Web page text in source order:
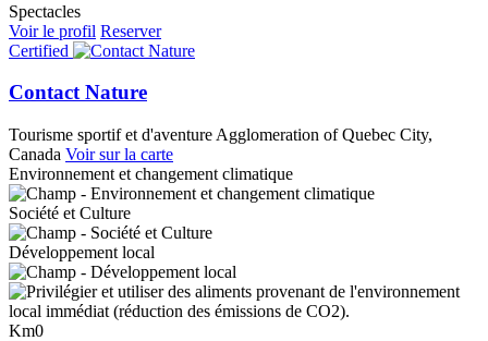
Spectacles
Voir le profil Reserver
Certified
Contact Nature
Tourisme sportif et d'aventure Agglomeration of Quebec City,
Canada Voir sur la carte
Environnement et changement climatique
Société et Culture
Développement local
Km0